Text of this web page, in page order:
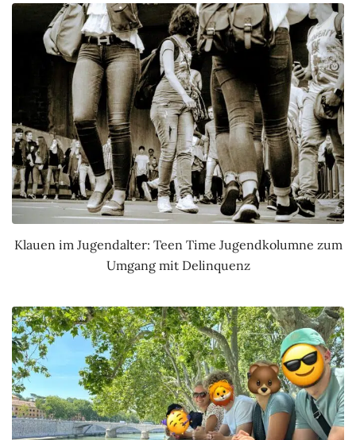
Klauen im Jugendalter: Teen Time Jugendkolumne zum
Umgang mit Delinquenz